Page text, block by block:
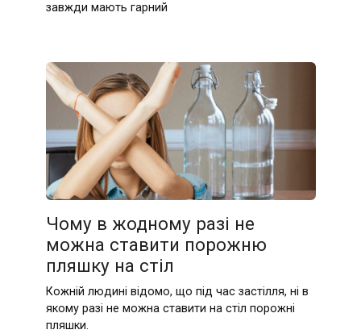
завжди мають гарний
Чому в жодному разі не
можна ставити порожню
пляшку на стіл
Кожній людині відомо, що під час застілля, ні в
якому разі не можна ставити на стіл порожні
пляшки.